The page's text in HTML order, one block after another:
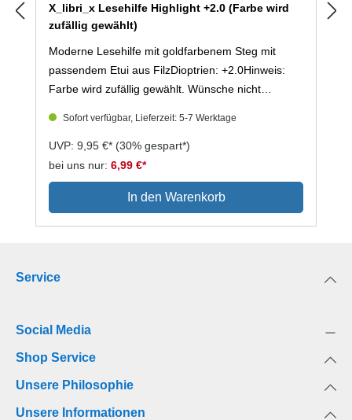
X_libri_x Lesehilfe Highlight +2.0 (Farbe wird
zufällig gewählt)
Moderne Lesehilfe mit goldfarbenem Steg mit
passendem Etui aus FilzDioptrien: +2.0Hinweis:
Farbe wird zufällig gewählt. Wünsche nicht
Sofort verfügbar, Lieferzeit: 5-7 Werktage
UVP: 9,95 €* (30% gespart*)
bei uns nur: 6,99 €*
In den Warenkorb
Service
Social Media
Shop Service
Unsere Philosophie
Unsere Informationen